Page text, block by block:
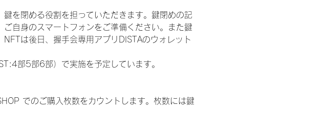
を閉める役割を担っていただきます。鍵閉めの記
自身のスマートフォンをご準備ください。また鍵
は後日、握手会専用アプリDISTAのウォレット
部5部6部）で実施を予定しています。
でのご購入枚数をカウントします。枚数には鍵